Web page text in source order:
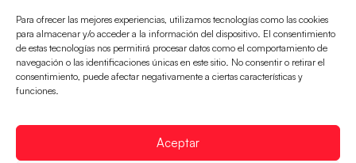
Para ofrecer las mejores experiencias, utilizamos tecnologías como las cookies
para almacenar y/o acceder a la información del dispositivo. El consentimiento
de estas tecnologías nos permitirá procesar datos como el comportamiento de
navegación o las identificaciones únicas en este sitio. No consentir o retirar el
consentimiento, puede afectar negativamente a ciertas características y
funciones.
Aceptar
Incidencias
CONTACTO
EN
FINANCIADO